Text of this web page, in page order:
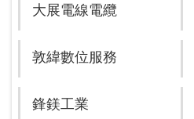
大展電線電纜
敦緯數位服務
鋒鎂工業